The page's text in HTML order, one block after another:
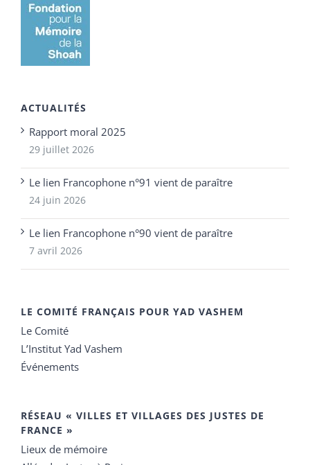
ACTUALITÉS
Rapport moral 2025
29 juillet 2026
Le lien Francophone n°91 vient de paraître
24 juin 2026
Le lien Francophone n°90 vient de paraître
7 avril 2026
LE COMITÉ FRANÇAIS POUR YAD VASHEM
Le Comité
L’Institut Yad Vashem
Événements
RÉSEAU « VILLES ET VILLAGES DES JUSTES DE
FRANCE »
Lieux de mémoire